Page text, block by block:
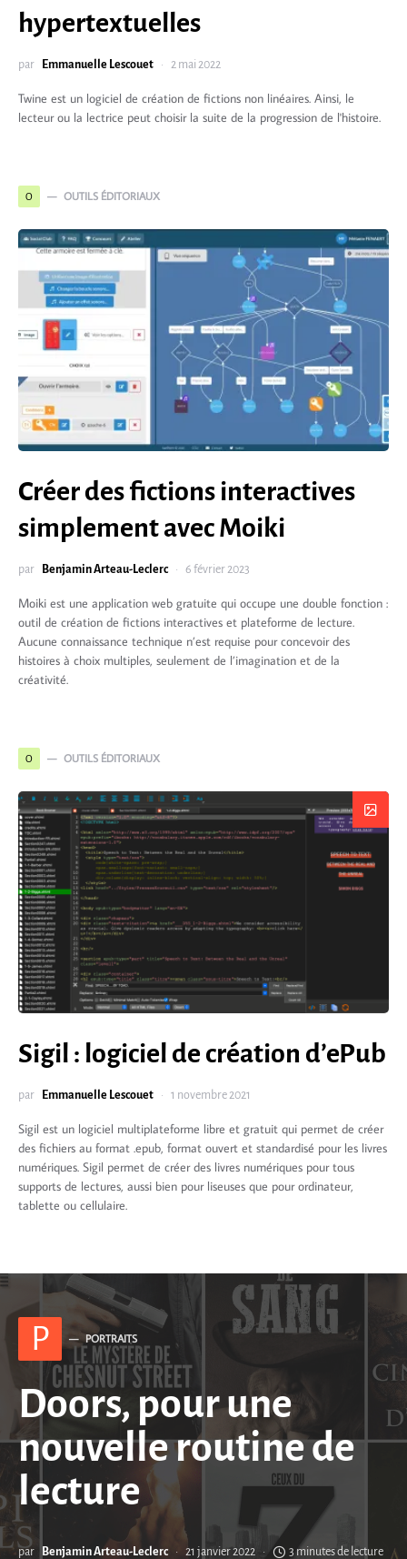
hypertextuelles
par Emmanuelle Lescouet 2 mai 2022
Twine est un logiciel de création de fictions non linéaires. Ainsi, le
lecteur ou la lectrice peut choisir la suite de la progression de l'histoire.
O OUTILS ÉDITORIAUX
Créer des fictions interactives
simplement avec Moiki
par Benjamin Arteau-Leclerc 6 février 2023
Moiki est une application web gratuite qui occupe une double fonction :
outil de création de fictions interactives et plateforme de lecture.
Aucune connaissance technique n’est requise pour concevoir des
histoires à choix multiples, seulement de l’imagination et de la
créativité.
O OUTILS ÉDITORIAUX
Sigil : logiciel de création d’ePub
par Emmanuelle Lescouet 1 novembre 2021
Sigil est un logiciel multiplateforme libre et gratuit qui permet de créer
des fichiers au format .epub, format ouvert et standardisé pour les livres
numériques. Sigil permet de créer des livres numériques pour tous
supports de lectures, aussi bien pour liseuses que pour ordinateur,
tablette ou cellulaire.
P PORTRAITS
Doors, pour une
nouvelle routine de
lecture
par Benjamin Arteau-Leclerc 21 janvier 2022 3 minutes de lecture